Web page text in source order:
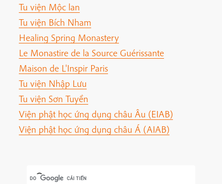
Tu viện Mộc lan
Tu viện Bích Nham
Healing Spring Monastery
Le Monastire de la Source Guérissante
Maison de L'Inspir Paris
Tu viện Nhập Lưu
Tu viện Sơn Tuyền
Viện phật học ứng dụng châu Âu (EIAB)
Viện phật học ứng dụng châu Á (AIAB)